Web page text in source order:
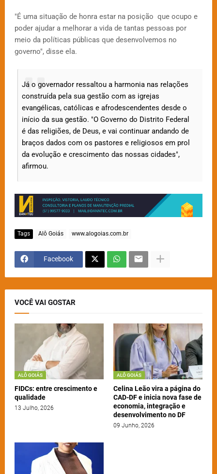
"É uma situação de honra estar na posição que ocupo e
poder ajudar a melhorar a vida de tantas pessoas por
meio da políticas públicas que desenvolvemos no
governo", disse ela.
Já o governador ressaltou a harmonia nas relações
construída pela sua gestão com as igrejas
evangélicas, católicas e afrodescendentes desde o
início da sua gestão. "O Governo do Distrito Federal
é das religiões, de Deus, e vai continuar andando de
braços dados com os pastores e religiosos em prol
da evolução e crescimento das nossas cidades",
afirmou.
Tags Alô Goiás www.alogoias.com.br
Facebook
VOCÊ VAI GOSTAR
ALÔ GOIÁS
FIDCs: entre crescimento e
qualidade
13 Julho, 2026
ALÔ GOIÁS
Celina Leão vira a página do
CAD-DF e inicia nova fase de
economia, integração e
desenvolvimento no DF
09 Junho, 2026